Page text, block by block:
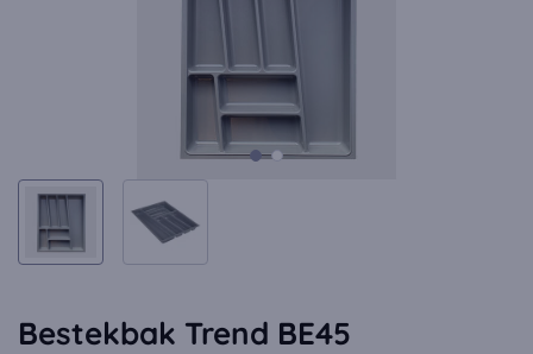
Bestekbak Trend BE45